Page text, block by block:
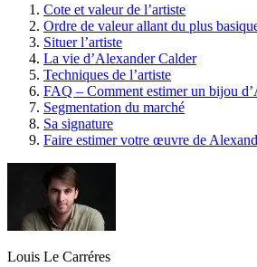
Cote et valeur de l’artiste
Ordre de valeur allant du plus
Situer l’artiste
La vie d’Alexander Calder
Techniques de l’artiste
FAQ – Comment estimer un bijou
Segmentation du marché
Sa signature
Faire estimer votre œuvre de
Louis Le Carréres